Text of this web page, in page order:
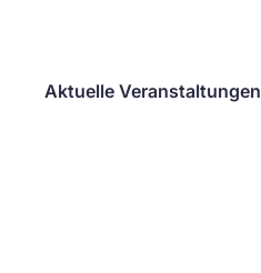
Aktuelle Veranstaltungen